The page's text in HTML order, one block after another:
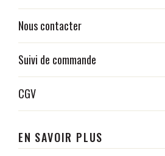
Nous contacter
Suivi de commande
CGV
EN SAVOIR PLUS